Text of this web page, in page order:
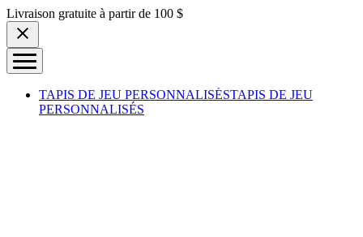
Skip to content
Livraison gratuite à partir de 100 $
TAPIS DE JEU PERSONNALISÉSTAPIS DE JEU
PERSONNALISÉS